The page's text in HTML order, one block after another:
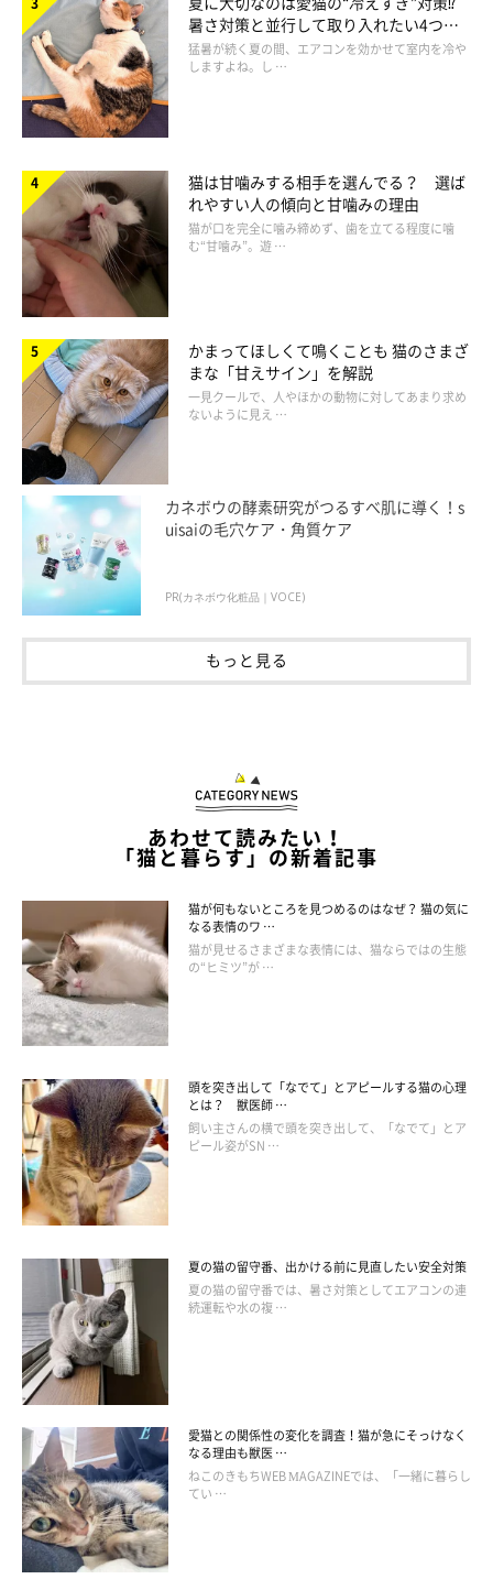
参考・写真／「ねこのきもち」2018年1月号『ぽっかぽかサーモ画像付き 3
ステップで血行促進！冷えとりマッサージ』
親指以外の指4本をお腹に当てます。指先に少しだけ力を入れて
円を描きます。
2. 手のひらで 時計回りにさする
参考・写真／「ねこのきもち」2018年1月号『ぽっかぽかサーモ画像付き 3
ステップで血行促進！冷えとりマッサージ』
手のひらに少しだけ力を入れながら、1と逆方向に円を描きま
3. 手全体でゆっくり円を描く
参考・写真／「ねこのきもち」2018年1月号『ぽっかぽかサーモ画像付き 3
ステップで血行促進！冷えとりマッサージ』
暑さ対策と並行して取り入れたい4つの
工夫
猛暑が続く夏の間、エアコンを効かせて室内を冷や
しますよね。し …
猫は甘噛みする相手を選んでる？ 選ば
れやすい人の傾向と甘噛みの理由
猫が口を完全に噛み締めず、歯を立てる程度に噛
む“甘噛み”。遊 …
かまってほしくて鳴くことも 猫のさまざ
まな「甘えサイン」を解説
一見クールで、人やほかの動物に対してあまり求め
ないように見え …
カネボウの酵素研究がつるすべ肌に導く！s
uisaiの毛穴ケア・角質ケア
PR(カネボウ化粧品｜VOCE)
もっと見る
あわせて読みたい！
「猫と暮らす」の新着記事
猫が何もないところを見つめるのはなぜ？ 猫の気に
なる表情のワ …
猫が見せるさまざまな表情には、猫ならではの生態
の“ヒミツ”が …
頭を突き出して「なでて」とアピールする猫の心理
とは？ 獣医師 …
飼い主さんの横で頭を突き出して、「なでて」とア
ピール姿がSN …
夏の猫の留守番、出かける前に見直したい安全対策
夏の猫の留守番では、暑さ対策としてエアコンの連
続運転や水の複 …
愛猫との関係性の変化を調査！猫が急にそっけなく
なる理由も獣医 …
ねこのきもちWEB MAGAZINEでは、「一緒に暮らし
てい …